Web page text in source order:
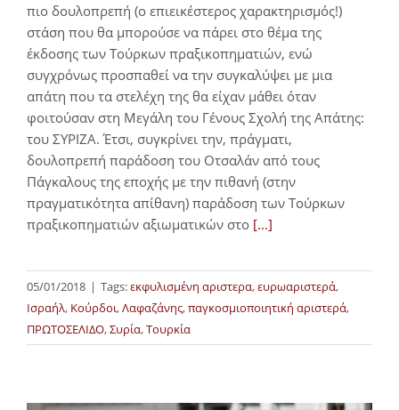
πιο δουλοπρεπή (ο επιεικέστερος χαρακτηρισμός!)
στάση που θα μπορούσε να πάρει στο θέμα της
έκδοσης των Τούρκων πραξικοπηματιών, ενώ
συγχρόνως προσπαθεί να την συγκαλύψει με μια
απάτη που τα στελέχη της θα είχαν μάθει όταν
φοιτούσαν στη Μεγάλη του Γένους Σχολή της Απάτης:
του ΣΥΡΙΖΑ. Έτσι, συγκρίνει την, πράγματι,
δουλοπρεπή παράδοση του Οτσαλάν από τους
Πάγκαλους της εποχής με την πιθανή (στην
πραγματικότητα απίθανη) παράδοση των Τούρκων
πραξικοπηματιών αξιωματικών στο [...]
05/01/2018 | Tags:εκφυλισμένη αριστερα,ευρωαριστερά,
Ισραήλ, Κούρδοι,Λαφαζάνης,παγκοσμιοποιητική αριστερά,
ΠΡΩΤΟΣΕΛΙΔΟ,Συρία,Τουρκία